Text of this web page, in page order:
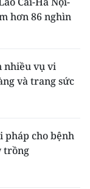
hơn 86 nghìn
nhiều vụ vi
và trang sức
pháp cho bệnh
trồng